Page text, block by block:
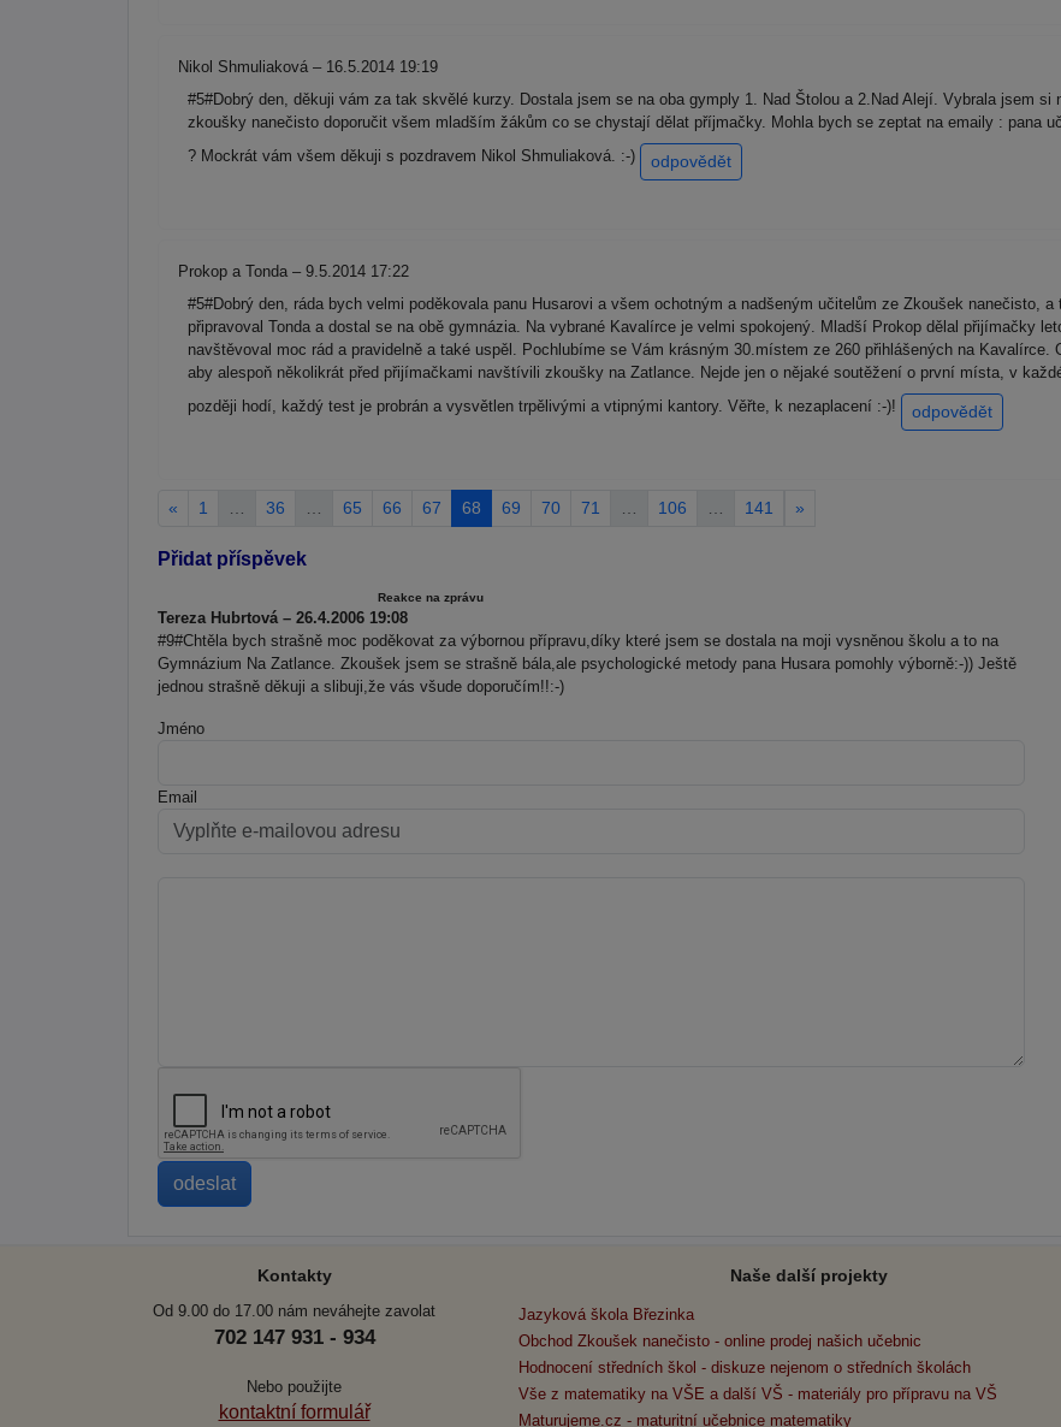
Nikol Shmuliaková – 16.5.2014 19:19
#5#Dobrý den, děkuji vám za tak skvělé kurzy. Dostala jsem se na oba gymply 1. Nad Štolou a 2.Nad Alejí. Vybrala jsem
zkoušky nanečisto doporučit všem mladším žákům co se chystají dělat příjmačky. Mohla bych se zeptat na emaily : pana
? Mockrát vám všem děkuji s pozdravem Nikol Shmuliaková. :-)
odpovědět
Prokop a Tonda – 9.5.2014 17:22
#5#Dobrý den, ráda bych velmi poděkovala panu Husarovi a všem ochotným a nadšeným učitelům ze Zkoušek nanečisto,
připravoval Tonda a dostal se na obě gymnázia. Na vybrané Kavalírce je velmi spokojený. Mladší Prokop dělal přijímačky
navštěvoval moc rád a pravidelně a také uspěl. Pochlubíme se Vám krásným 30.místem ze 260 přihlášených na Kavalírce.
aby alespoň několikrát před přijímačkami navštívili zkoušky na Zatlance. Nejde jen o nějaké soutěžení o první místa, v
později hodí, každý test je probrán a vysvětlen trpělivými a vtipnými kantory. Věřte, k nezaplacení :-)!
odpovědět
« 1 36 65 66 67 68 69 70 71 106 141 »
Přidat příspěvek
Reakce na zprávu
Tereza Hubrtová – 26.4.2006 19:08
#9#Chtěla bych strašně moc poděkovat za výbornou přípravu,díky které jsem se dostala na moji vysněnou školu a to na
Gymnázium Na Zatlance. Zkoušek jsem se strašně bála,ale psychologické metody pana Husara pomohly výborně:-)) Ještě
jednou strašně děkuji a slibuji,že vás všude doporučím!!:-)
Jméno
Email
Kontakty
Od 9.00 do 17.00 nám neváhejte zavolat
702 147 931 - 934
Nebo použijte
kontaktní formulář
Naše další projekty
Jazyková škola Březinka
Obchod Zkoušek nanečisto - online prodej našich učebnic
Hodnocení středních škol - diskuze nejenom o středních školách
Vše z matematiky na VŠE a další VŠ - materiály pro přípravu na VŠ
Maturujeme.cz - maturitní učebnice matematiky